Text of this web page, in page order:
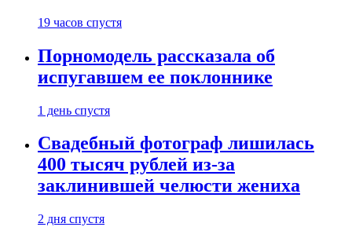
19 часов спустя
Порномодель рассказала об
испугавшем ее поклоннике
1 день спустя
Свадебный фотограф лишилась
400 тысяч рублей из-за
заклинившей челюсти жениха
2 дня спустя